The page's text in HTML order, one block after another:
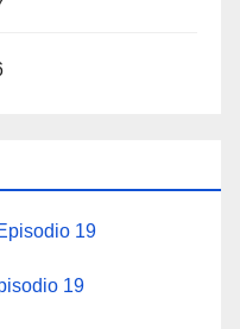
19
19